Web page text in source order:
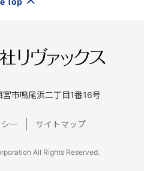
市鳴尾浜二丁目1番16号
ー サイトマップ
All Rights Reserved.